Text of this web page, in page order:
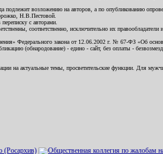
возложению на авторов, а по опубликованию
Н.В.Пестовой.
с авторами.
соответственно, исключительно их
Федерального закона от 12.06.2002 г. № 67-ФЗ «Об
(обнародование) - едино - сайт, без оплаты -
на актуальные темы, просветительские функции. Для